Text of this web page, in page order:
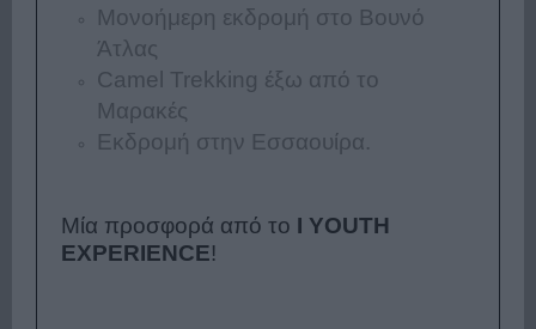
Μονοήμερη εκδρομή στο Βουνό
Άτλας
Camel Trekking έξω από το
Μαρακές
Εκδρομή στην Εσσαουίρα.
Μία προσφορά από το I YOUTH
EXPERIENCE!